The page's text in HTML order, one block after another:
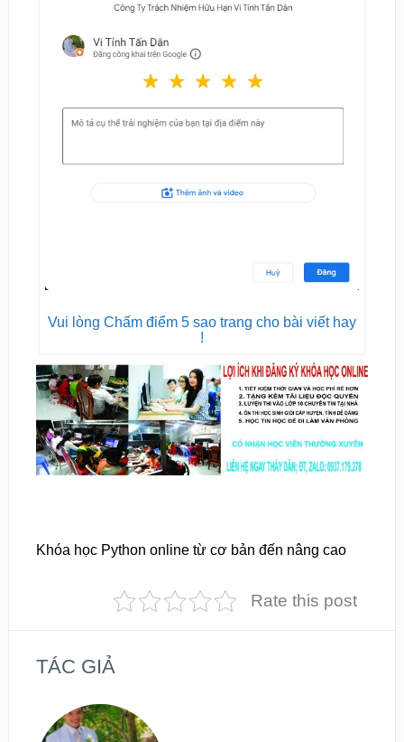
Vui lòng Chấm điểm 5 sao trang cho bài viết hay
!
Khóa học Python online từ cơ bản đến nâng cao
Rate this post
TÁC GIẢ